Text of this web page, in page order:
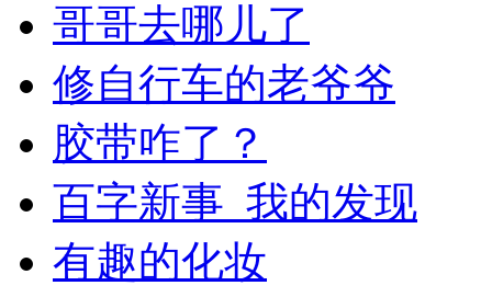
哥哥去哪儿了
修自行车的老爷爷
胶带咋了？
百字新事_我的发现
有趣的化妆